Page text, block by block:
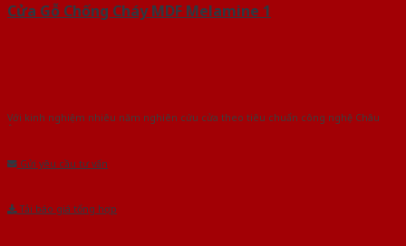
Cửa Gỗ Chống Cháy MDF Melamine 1
Với kinh nghiệm nhiêu năm nghiên cứu cửa theo tiêu chuẩn công nghệ Châu
Gửi yêu cầu tư vấn
Tải báo giá tổng hợp